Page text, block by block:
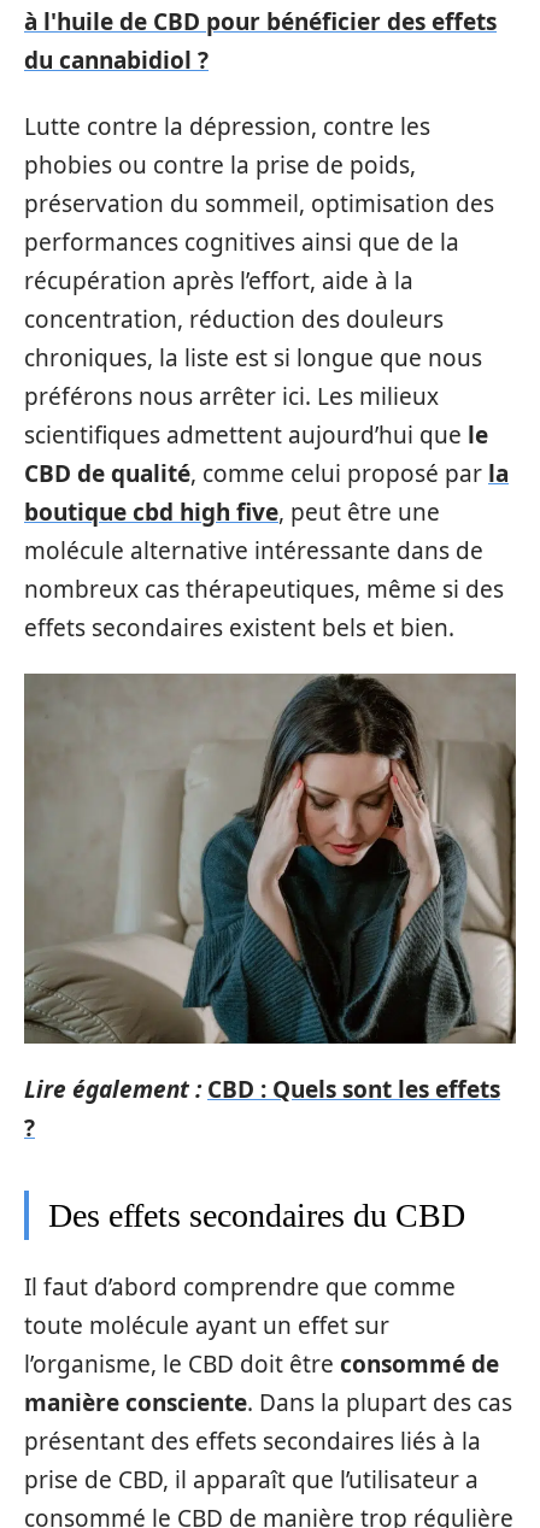
à l'huile de CBD pour bénéficier des effets
du cannabidiol ?
Lutte contre la dépression, contre les
phobies ou contre la prise de poids,
préservation du sommeil, optimisation des
performances cognitives ainsi que de la
récupération après l’effort, aide à la
concentration, réduction des douleurs
chroniques, la liste est si longue que nous
préférons nous arrêter ici. Les milieux
scientifiques admettent aujourd’hui que le
CBD de qualité, comme celui proposé par la
boutique cbd high five, peut être une
molécule alternative intéressante dans de
nombreux cas thérapeutiques, même si des
effets secondaires existent bels et bien.
Lire également : CBD : Quels sont les effets
?
Des effets secondaires du CBD
Il faut d’abord comprendre que comme
toute molécule ayant un effet sur
l’organisme, le CBD doit être consommé de
manière consciente. Dans la plupart des cas
présentant des effets secondaires liés à la
prise de CBD, il apparaît que l’utilisateur a
consommé le CBD de manière trop régulière